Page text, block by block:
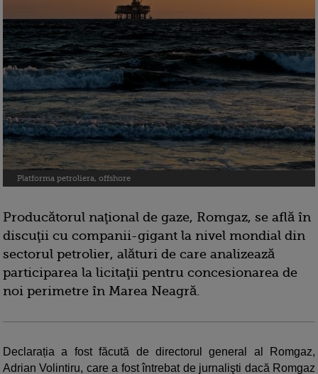
Platforma petroliera, offshore
Producătorul naţional de gaze, Romgaz, se află în
discuţii cu companii-gigant la nivel mondial din
sectorul petrolier, alături de care analizează
participarea la licitaţii pentru concesionarea de
noi perimetre în Marea Neagră.
Declarația a fost făcută de directorul general al Romgaz,
Adrian Volintiru, care a fost întrebat de jurnalişti dacă Romgaz